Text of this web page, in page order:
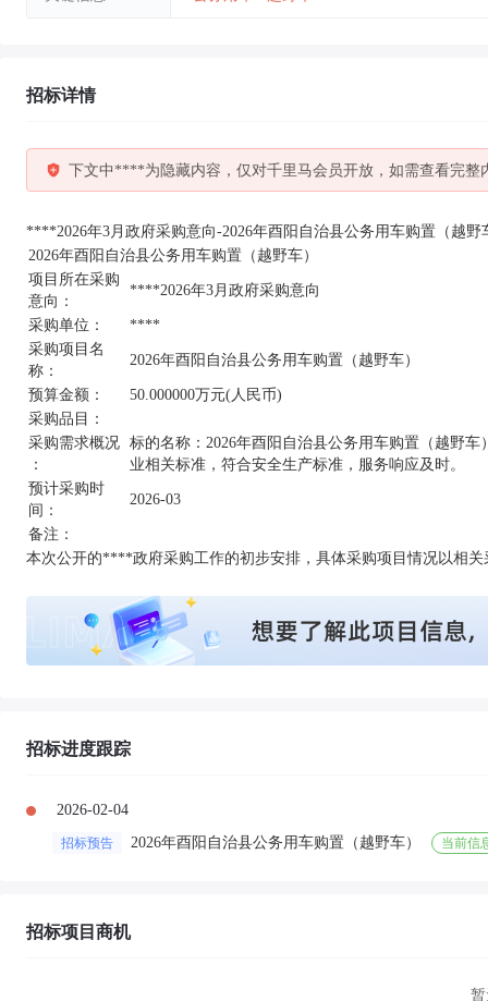
招标详情
下文中****为隐藏内容，仅对千里马会员开放，如需查看完整
****2026年3月政府采购意向-2026年酉阳自治县公务用车购置（越野
2026年酉阳自治县公务用车购置（越野车）
项目所在采购
意向：
****2026年3月政府采购意向
采购单位：
****
采购项目名
称：
2026年酉阳自治县公务用车购置（越野车）
预算金额：
50.000000万元(人民币)
采购品目：
采购需求概况
：
标的名称：2026年酉阳自治县公务用车购置（越野
业相关标准，符合安全生产标准，服务响应及时。
预计采购时
间：
2026-03
备注：
本次公开的****政府采购工作的初步安排，具体采购项目情况以相
招标进度跟踪
2026-02-04
招标预告 2026年酉阳自治县公务用车购置（越野车） 当前信
招标项目商机